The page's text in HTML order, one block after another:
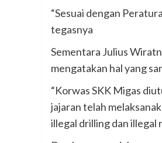
“Sesuai dengan
tegasnya
Sementara Julius
mengatakan hal yang
“Korwas SKK Migas
jajaran telah
illegal drilling dan illegal